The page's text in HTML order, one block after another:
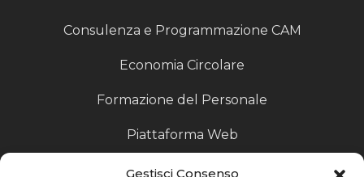
Gestisci Consenso
Consulenza e Programmazione CAM
Economia Circolare
Formazione del Personale
Piattaforma Web
Scouting fornitori